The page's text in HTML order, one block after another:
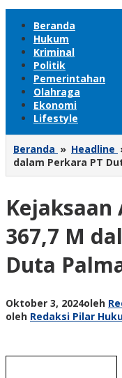
Beranda
Hukum
Kriminal
Politik
Pemerintahan
Olahraga
Ekonomi
Lifestyle
Beranda » Headline
dalam Perkara PT
Kejaksaan
367,7 M
Duta
Oktober 3, 2024oleh
oleh Redaksi Pilar